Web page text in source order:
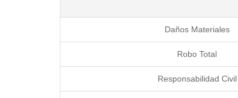
Daños Materiales
Robo Total
Responsabilidad Civil